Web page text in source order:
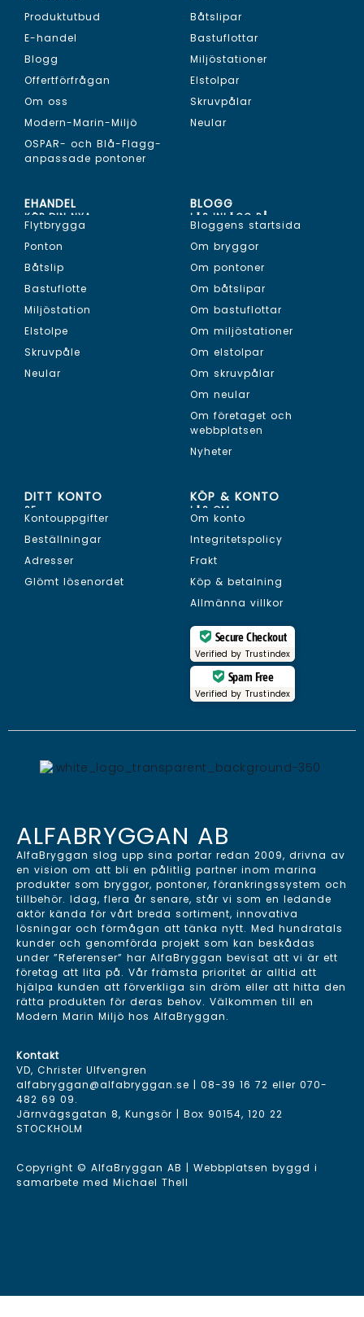
Produktutbud
E-handel
Blogg
Offertförfrågan
Om oss
Modern-Marin-Miljö
OSPAR- och Blå-Flagg-
anpassade pontoner
Båtslipar
Bastuflottar
Miljöstationer
Elstolpar
Skruvpålar
Neular
EHANDEL
KÖP DIN NYA...
Flytbrygga
Ponton
Båtslip
Bastuflotte
Miljöstation
Elstolpe
Skruvpåle
Neular
BLOGG
LÄS INLÄGG PÅ...
Bloggens startsida
Om bryggor
Om pontoner
Om båtslipar
Om bastuflottar
Om miljöstationer
Om elstolpar
Om skruvpålar
Om neular
Om företaget och
webbplatsen
Nyheter
DITT KONTO
SE...
Kontouppgifter
Beställningar
Adresser
Glömt lösenordet
KÖP & KONTO
LÄS OM...
Om konto
Integritetspolicy
Frakt
Köp & betalning
Allmänna villkor
Secure Checkout
Verified by Trustindex
Spam Free
Verified by Trustindex
ALFABRYGGAN AB
AlfaBryggan slog upp sina portar redan 2009, drivna av
en vision om att bli en pålitlig partner inom marina
produkter som bryggor, pontoner, förankringssystem och
tillbehör. Idag, flera år senare, står vi som en ledande
aktör kända för vårt breda sortiment, innovativa
lösningar och förmågan att tänka nytt. Med hundratals
kunder och genomförda projekt som kan beskådas
under ”Referenser” har AlfaBryggan bevisat att vi är ett
företag att lita på. Vår främsta prioritet är alltid att
hjälpa kunden att förverkliga sin dröm eller att hitta den
rätta produkten för deras behov. Välkommen till en
Modern Marin Miljö hos AlfaBryggan.
Kontakt
VD, Christer Ulfvengren
alfabryggan@alfabryggan.se | 08-39 16 72 eller 070-
482 69 09.
Järnvägsgatan 8, Kungsör | Box 90154, 120 22
STOCKHOLM
Copyright © AlfaBryggan AB | Webbplatsen byggd i
samarbete med Michael Thell